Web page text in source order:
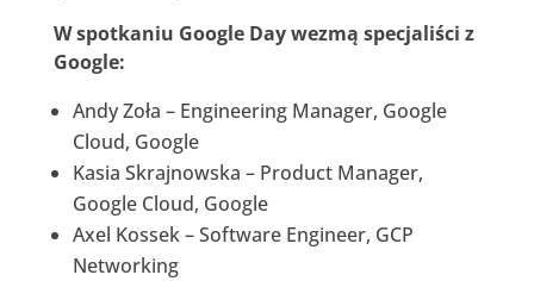
W spotkaniu Google Day wezmą specjaliści z
Google:
Andy Zoła – Engineering Manager, Google
Cloud, Google
Kasia Skrajnowska – Product Manager,
Google Cloud, Google
Axel Kossek – Software Engineer, GCP
Networking